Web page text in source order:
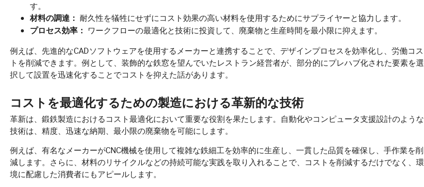
す。
材料の調達： 耐久性を犠牲にせずにコスト効果の高い材料を使用するためにサプライヤーと協力します。
プロセス効率：
ワークフローの最適化と技術に投資して、廃棄物と生産時間を最小限に抑えます。
例えば、先進的なCADソフトウェアを使用するメーカーと連携することで、デザインプロセスを効率化し、労働コス
トを削減できます。例として、装飾的な鉄窓を望んでいたレストラン経営者が、部分的にプレハブ化された要素を選
択して設置を迅速化することでコストを抑えた話があります。
コストを最適化するための製造における革新的な技術
革新は、鍛鉄製造におけるコスト最適化において重要な役割を果たします。自動化やコンピュータ支援設計のような
技術は、精度、迅速な納期、最小限の廃棄物を可能にします。
例えば、有名なメーカーがCNC機械を使用して複雑な鉄細工を効率的に生産し、一貫した品質を確保し、手作業を削
減します。さらに、材料のリサイクルなどの持続可能な実践を取り入れることで、コストを削減するだけでなく、環
境に配慮した消費者にもアピールします。